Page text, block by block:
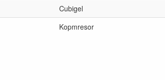
Cubigel
Kopmresor